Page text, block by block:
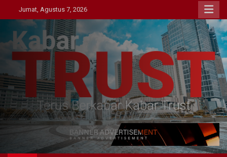
to
content
Jumat, Agustus 7, 2026
Kabar Trust
Terus Berkabar Kabar Trust